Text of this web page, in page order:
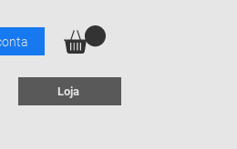
Loja